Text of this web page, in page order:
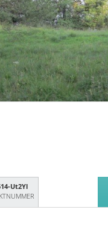
Ut2Yl